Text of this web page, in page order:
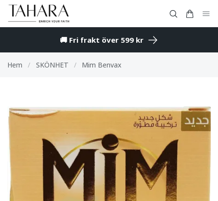
🚚 Fri frakt över 599 kr
Hem / SKÖNHET / Mim Benvax